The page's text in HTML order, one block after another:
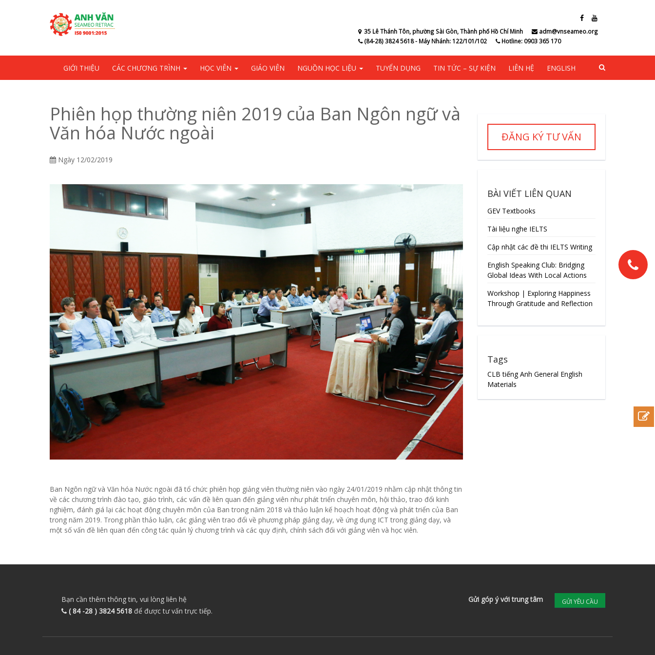
35 Lê Thánh Tôn, phường Sài Gòn, Thành phố Hồ Chí Minh
adm@vnseameo.org
(84-28) 3824 5618 - Máy Nhánh: 122/101/102
Hotline: 0903 365 170
GIỚI THIỆU CÁC CHƯƠNG TRÌNH HỌC VIÊN GIÁO VIÊN NGUỒN HỌC LIỆU TUYỂN DỤNG TIN TỨC – SỰ KIỆN LIÊN HỆ ENGLISH
Phiên họp thường niên 2019 của Ban Ngôn ngữ và
Văn hóa Nước ngoài
Ngày 12/02/2019
Ban Ngôn ngữ và Văn hóa Nước ngoài đã tổ chức phiên họp giảng viên thường niên vào ngày 24/01/2019 nhằm cập nhật thông tin
về các chương trình đào tạo, giáo trình, các vấn đề liên quan đến giảng viên như phát triển chuyên môn, hội thảo, trao đổi kinh
nghiệm, đánh giá lại các hoạt động chuyên môn của Ban trong năm 2018 và thảo luận kế hoạch hoạt động và phát triển của Ban
trong năm 2019. Trong phần thảo luận, các giảng viên trao đổi về phương pháp giảng dạy, về ứng dụng ICT trong giảng dạy, và
một số vấn đề liên quan đến công tác quản lý chương trình và các quy định, chính sách đối với giảng viên và học viên.
ĐĂNG KÝ TƯ VẤN
BÀI VIẾT LIÊN QUAN
GEV Textbooks
Tài liệu nghe IELTS
Cập nhật các đề thi IELTS Writing
English Speaking Club: Bridging
Global Ideas With Local Actions
Workshop | Exploring Happiness
Through Gratitude and Reflection
Tags
CLB tiếng Anh General English
Materials
Bạn cần thêm thông tin, vui lòng liên hệ
( 84 -28 ) 3824 5618 để được tư vấn trực tiếp.
Gửi góp ý với trung tâm GỬI YÊU CẦU